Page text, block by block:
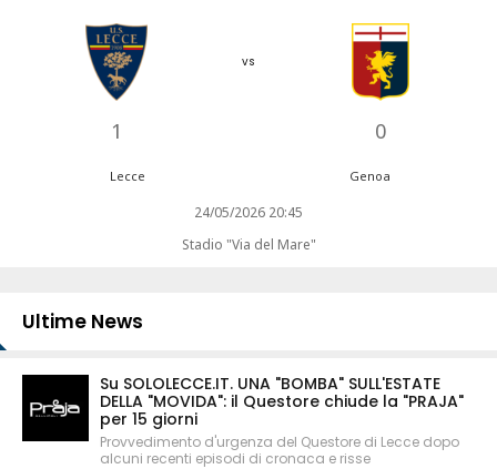
1
vs
0
Lecce Genoa
24/05/2026 20:45
Stadio "Via del Mare"
Ultime News
Su SOLOLECCE.IT. UNA "BOMBA" SULL'ESTATE
DELLA "MOVIDA": il Questore chiude la "PRAJA"
per 15 giorni
Provvedimento d'urgenza del Questore di Lecce dopo
alcuni recenti episodi di cronaca e risse